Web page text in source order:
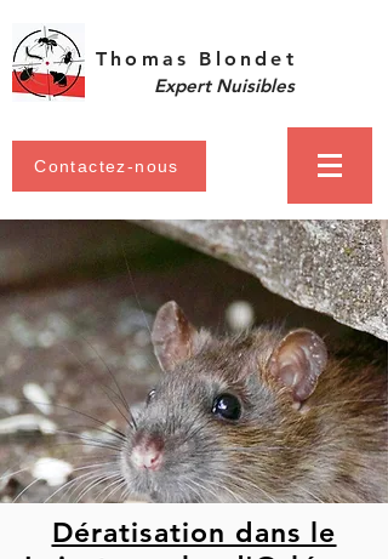
Thomas Blondet
Expert Nuisibles
Contactez-nous
Dératisation dans le